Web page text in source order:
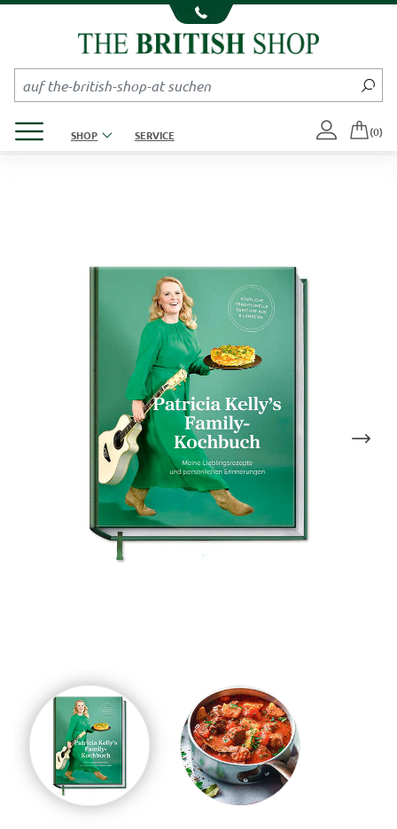
Kompletten Head der Seite überspringen
SHOP SERVICE (0)